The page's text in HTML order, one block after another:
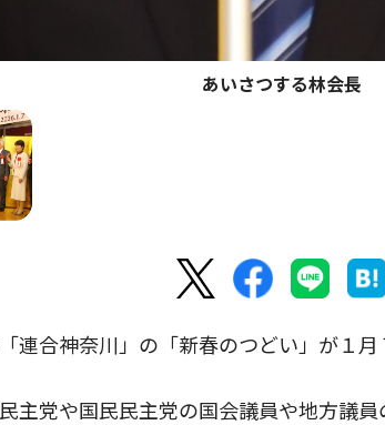
あいさつする林会長
連合神奈川」の「新春のつどい」が１月
主党や国民民主党の国会議員や地方議